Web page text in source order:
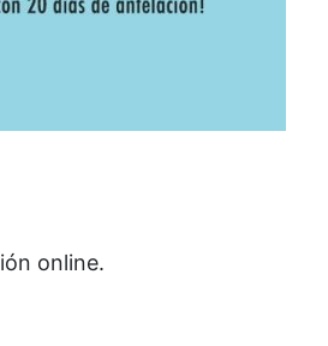
online.